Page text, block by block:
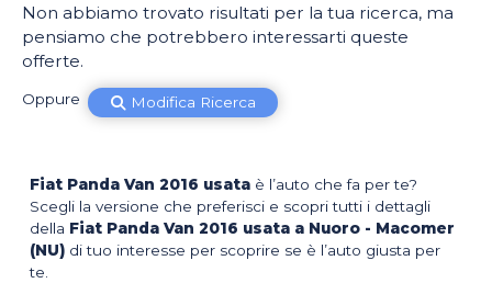
Non abbiamo trovato risultati per la tua ricerca, ma
pensiamo che potrebbero interessarti queste
offerte.
Oppure Modifica Ricerca
Fiat Panda Van 2016 usata è l’auto che fa per te?
Scegli la versione che preferisci e scopri tutti i dettagli
della Fiat Panda Van 2016 usata a Nuoro - Macomer
(NU) di tuo interesse per scoprire se è l’auto giusta per
te.